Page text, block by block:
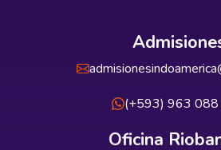
(+593) 963
Oficina